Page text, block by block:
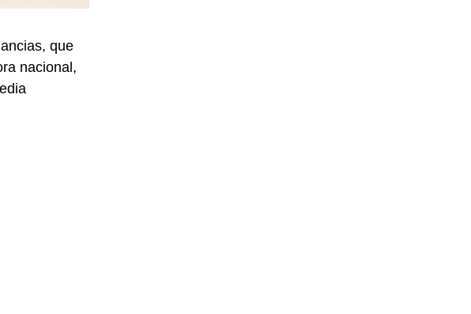
que
nacional,